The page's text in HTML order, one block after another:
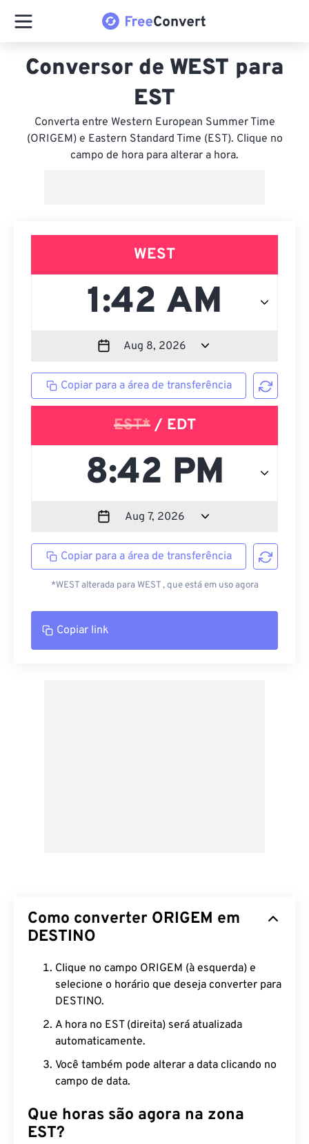
Conversor de WEST para
EST
Converta entre Western European Summer Time
(ORIGEM) e Eastern Standard Time (EST). Clique no
campo de hora para alterar a hora.
WEST
Copiar para a área de transferência
EST*/ EDT
Copiar para a área de transferência
*WEST alterada para WEST , que está em uso agora
Copiar link
Como converter ORIGEM em
DESTINO
Clique no campo ORIGEM (à esquerda) e
selecione o horário que deseja converter para
DESTINO.
A hora no EST (direita) será atualizada
automaticamente.
Você também pode alterar a data clicando no
campo de data.
Que horas são agora na zona
EST?